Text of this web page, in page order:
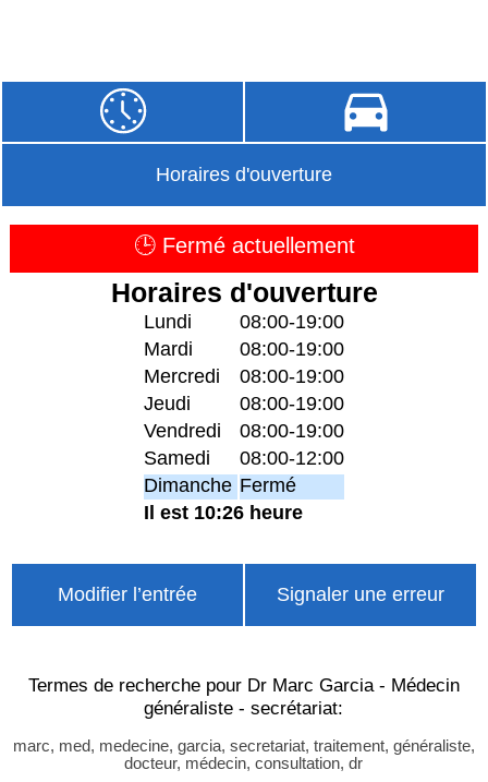
Horaires d'ouverture
🕒 Fermé actuellement
Horaires d'ouverture
Lundi
08:00-19:00
Mardi
08:00-19:00
Mercredi
08:00-19:00
Jeudi
08:00-19:00
Vendredi
08:00-19:00
Samedi
08:00-12:00
Dimanche Fermé
Il est 10:26 heure
Modifier l’entrée Signaler une erreur
Termes de recherche pour Dr Marc Garcia - Médecin
généraliste - secrétariat:
marc, med, medecine, garcia, secretariat, traitement, généraliste,
docteur, médecin, consultation, dr